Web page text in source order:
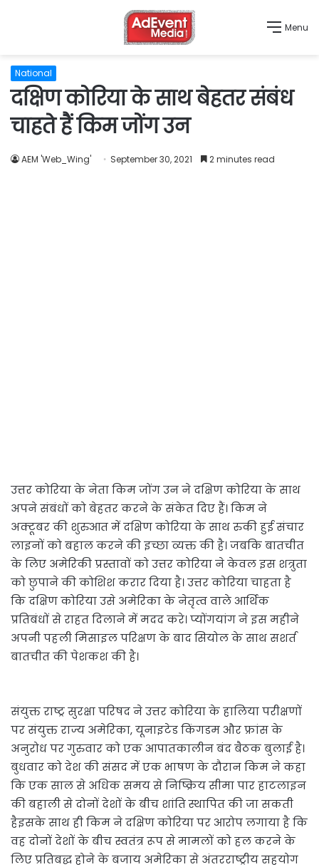
Menu
National
दक्षिण कोरिया के साथ बेहतर संबंध
चाहते हैं किम जोंग उन
AEM 'Web_Wing' September 30, 2021 2 minutes read
उत्तर कोरिया के नेता किम जोंग उन ने दक्षिण कोरिया के साथ
अपने संबंधों को बेहतर करने के संकेत दिए हैं। किम ने
अक्टूबर की शुरुआत में दक्षिण कोरिया के साथ रुकी हुई संचार
लाइनों को बहाल करने की इच्छा व्यक्त की है। जबकि बातचीत
के लिए अमेरिकी प्रस्तावों को उत्तर कोरिया ने केवल इस शत्रुता
को छुपाने की कोशिश करार दिया है। उत्तर कोरिया चाहता है
कि दक्षिण कोरिया उसे अमेरिका के नेतृत्व वाले आर्थिक
प्रतिबंधों से राहत दिलाने में मदद करे। प्योंगयांग ने इस महीने
अपनी पहली मिसाइल परिक्षण के बाद सियोल के साथ सशर्त
बातचीत की पेशकश की है।
संयुक्त राष्ट्र सुरक्षा परिषद ने उत्तर कोरिया के हालिया परीक्षणों
पर संयुक्त राज्य अमेरिका, यूनाइटेड किंगडम और फ्रांस के
अनुरोध पर गुरुवार को एक आपातकालीन बंद बैठक बुलाई है।
बुधवार को देश की संसद में एक भाषण के दौरान किम ने कहा
कि एक साल से अधिक समय से निष्क्रिय सीमा पार हाटलाइन
की बहाली से दोनों देशों के बीच शांति स्थापित की जा सकती
हैइसके साथ ही किम ने दक्षिण कोरिया पर आरोप लगाया है कि
वह दोनों देशों के बीच स्वतंत्र रूप से मामलों को हल करने के
लिए प्रतिबद्ध होने के बजाय अमेरिका से अंतरराष्ट्रीय सहयोग